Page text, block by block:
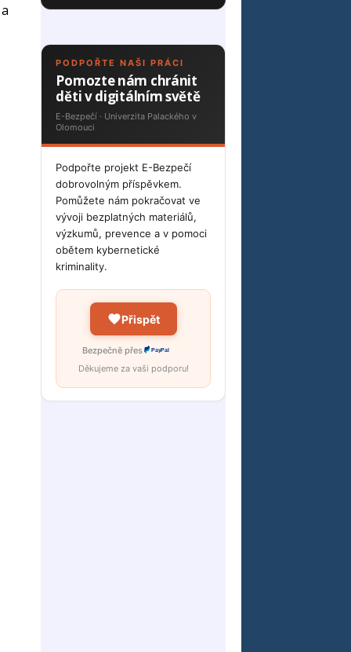
PODPOŘTE NAŠI PRÁCI
Pomozte nám chránit
děti v digitálním světě
E-Bezpečí · Univerzita Palackého v
Olomouci
Podpořte projekt E-Bezpečí
dobrovolným příspěvkem.
Pomůžete nám pokračovat ve
vývoji bezplatných materiálů,
výzkumů, prevence a v pomoci
obětem kybernetické
kriminality.
Přispět
Bezpečně přes PayPal
Děkujeme za vaši podporu!